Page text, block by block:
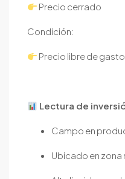
Precio cerrado
Condición:
Precio libre de
Lectura de
Campo en
Ubicado en zona